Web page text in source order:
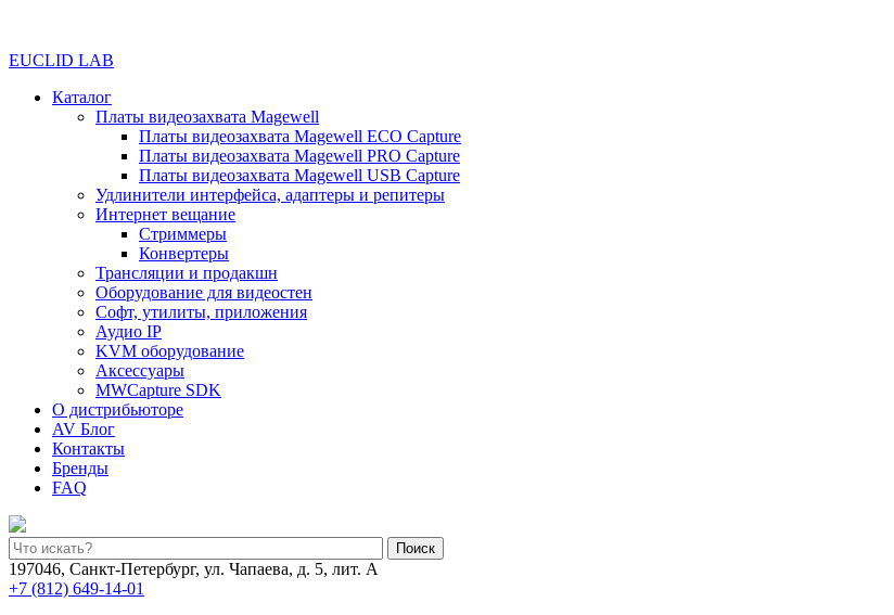
EUCLID LAB
Каталог
Платы видеозахвата Magewell
Платы видеозахвата Magewell ECO Capture
Платы видеозахвата Magewell PRO Capture
Платы видеозахвата Magewell USB Capture
Удлинители интерфейса, адаптеры и репитеры
Интернет вещание
Стриммеры
Конвертеры
Трансляции и продакшн
Оборудование для видеостен
Софт, утилиты, приложения
Аудио IP
KVM оборудование
Аксессуары
MWCapture SDK
О дистрибьюторе
AV Блог
Контакты
Бренды
FAQ
Поиск
197046, Санкт-Петербург, ул. Чапаева, д. 5, лит. А
+7 (812) 649-14-01